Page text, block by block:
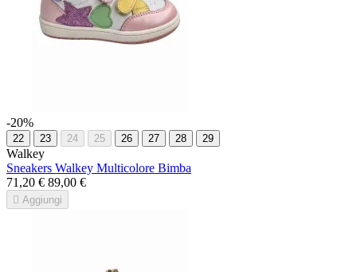
-20%
22 23 24 25 26 27 28 29
Walkey
Sneakers Walkey Multicolore Bimba
71,20 € 89,00 €
 Aggiungi